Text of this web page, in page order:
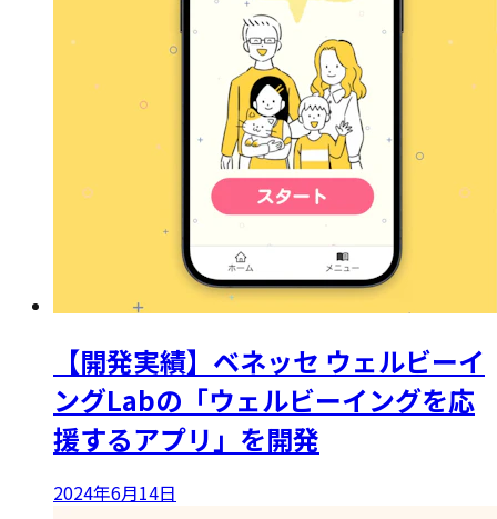
【開発実績】ベネッセ ウェルビーイ
ングLabの「ウェルビーイングを応
援するアプリ」を開発
2024年6月14日